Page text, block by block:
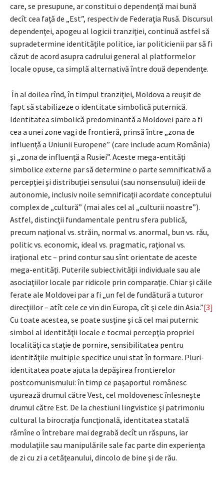
care, se presupune, ar constitui o dependenţă mai bună
decît cea faţă de „Est”, respectiv de Federaţia Rusă. Discursul
dependenţei, apogeu al logicii tranziţiei, continuă astfel să
supradetermine identităţile politice, iar politicienii par să fi
căzut de acord asupra cadrului general al platformelor
locale opuse, ca simplă alternativă între două dependenţe.
În al doilea rînd, în timpul tranziţiei, Moldova a reuşit de
fapt să stabilizeze o identitate simbolică puternică.
Identitatea simbolică predominantă a Moldovei pare a fi
cea a unei zone vagi de frontieră, prinsă între „zona de
influenţă a Uniunii Europene” (care include acum România)
şi „zona de influenţă a Rusiei”. Aceste mega-entităţi
simbolice externe par să determine o parte semnificativă a
percepţiei şi distribuţiei sensului (sau nonsensului) ideii de
autonomie, inclusiv noile semnificaţii acordate conceptului
complex de „cultură” (mai ales cel al „culturii noastre”).
Astfel, distincţii fundamentale pentru sfera publică,
precum naţional vs. străin, normal vs. anormal, bun vs. rău,
politic vs. economic, ideal vs. pragmatic, raţional vs.
iraţional etc – prind contur sau sînt orientate de aceste
mega-entităţi. Puterile subiectivităţii individuale sau ale
asociaţiilor locale par ridicole prin comparaţie. Chiar şi căile
ferate ale Moldovei par a fi „un fel de fundătură a tuturor
direcţiilor – atît cele ce vin din Europa, cît şi cele din Asia.”[3]
Cu toate acestea, se poate susţine şi că cel mai puternic
simbol al identităţii locale e tocmai percepţia propriei
localităţi ca staţie de pornire, sensibilitatea pentru
identităţile multiple specifice unui stat în formare. Pluri-
identitatea poate ajuta la depăşirea frontierelor
postcomunismului: în timp ce paşaportul românesc
uşurează drumul către Vest, cel moldovenesc înlesneşte
drumul către Est. De la chestiuni lingvistice şi patrimoniu
cultural la birocraţia funcţională, identitatea statală
rămîne o întrebare mai degrabă decît un răspuns, iar
modulaţiile sau manipulările sale fac parte din experienţa
de zi cu zi a cetăţeanului, dincolo de bine şi de rău.